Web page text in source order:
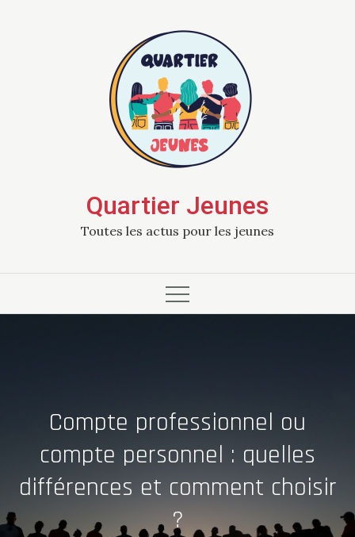
Quartier Jeunes
Toutes les actus pour les jeunes
Compte professionnel ou
compte personnel : quelles
différences et comment choisir
?